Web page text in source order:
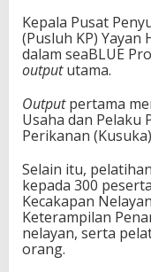
Kepala Pusat
(Pusluh KP)
dalam seaBLUE
outpututama.
Outputpertama
Usaha dan Pelaku
Perikanan
Selain itu,
kepada 300
Kecakapan
Keterampilan
nelayan, serta
orang.